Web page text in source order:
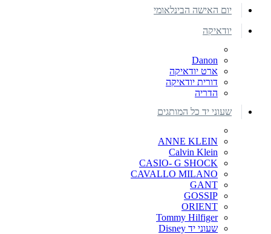
יום האישה הבינלאומי
יודאיקה
Danon
ארט יודאיקה
דורית יודאיקה
הדריה
שעוני יד כל המותגים
ANNE KLEIN
Calvin Klein
CASIO- G SHOCK
CAVALLO MILANO
GANT
GOSSIP
ORIENT
Tommy Hilfiger
שעוני יד Disney